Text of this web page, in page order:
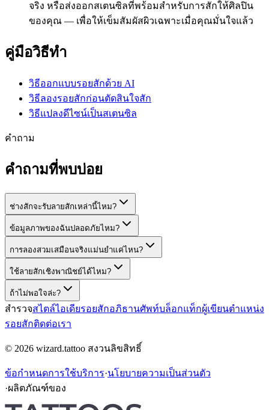
จริง หรือส่งออกสเตนซิลที่พร้อมสำหรับการสักให้ศิลปิน
ของคุณ — เพื่อให้เข็มสัมผัสผิวเฉพาะเมื่อคุณมั่นใจแล้ว
คู่มือวิธีทำ
วิธีออกแบบรอยสักด้วย AI
วิธีลองรอยสักก่อนตัดสินใจสัก
วิธีแปลงดีไซน์เป็นสเตนซิล
คำถาม
คำถามที่พบบ่อย
ช่างสักจะรับลายสักเหล่านี้ไหม?
ข้อมูลภาพของฉันปลอดภัยไหม?
การลองสวมเสมือนจริงแม่นยำแค่ไหน?
ใช้ลายสักเชิงพาณิชย์ได้ไหม?
ถ้าไม่พอใจล่ะ?
สำรวจสไตล์ไอเดียรอยสักอภิธานศัพท์บล็อกแท็กผู้เขียนตำแหน่ง
รอยสักติดต่อเรา
© 2026 wizard.tattoo สงวนลิขสิทธิ์
ข้อกำหนดการใช้บริการ·นโยบายความเป็นส่วนตัว
·ผลิตภัณฑ์ของ